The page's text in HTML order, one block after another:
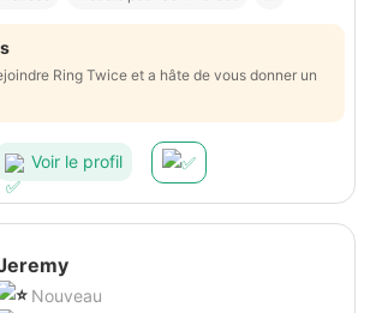
Ring Twice et a hâte de vous donner un
Voir le profil
Nouveau